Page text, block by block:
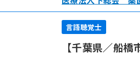
言語聴覚士
【千葉県／船